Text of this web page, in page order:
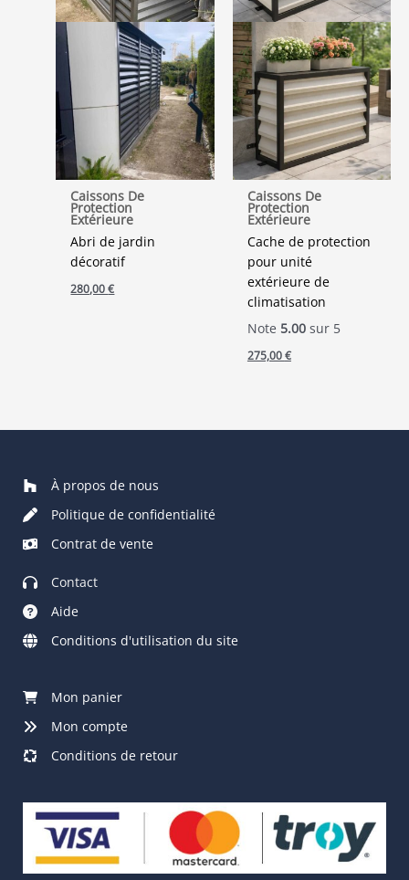
Caissons De
Protection
Extérieure
Abri de jardin
décoratif
280,00€
Caissons De
Protection
Extérieure
Cache de protection
pour unité
extérieure de
climatisation
Note 5.00sur 5
275,00€
À propos de nous
Politique de confidentialité
Contrat de vente
Contact
Aide
Conditions d'utilisation du site
Mon panier
Mon compte
Conditions de retour